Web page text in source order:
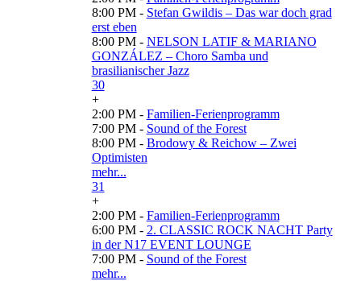
8:00 PM - Stefan Gwildis – Das war doch grad
erst eben
8:00 PM - NELSON LATIF & MARIANO
GONZÁLEZ – Choro Samba und
brasilianischer Jazz
30
+
2:00 PM - Familien-Ferienprogramm
7:00 PM - Sound of the Forest
8:00 PM - Brodowy & Reichow – Zwei
Optimisten
mehr...
31
+
2:00 PM - Familien-Ferienprogramm
6:00 PM - 2. CLASSIC ROCK NACHT Party
in der N17 EVENT LOUNGE
7:00 PM - Sound of the Forest
mehr...